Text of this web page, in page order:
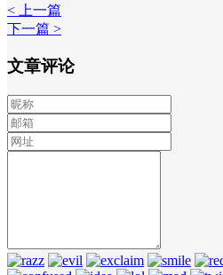
< 上一篇
下一篇 >
文章评论